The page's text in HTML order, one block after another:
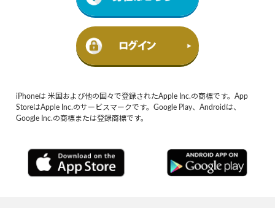
iPhoneは 米国および他の国々で登録されたApple Inc.の商標です。App
StoreはApple Inc.のサービスマークです。Google Play、Androidは、
Google Inc.の商標または登録商標です。